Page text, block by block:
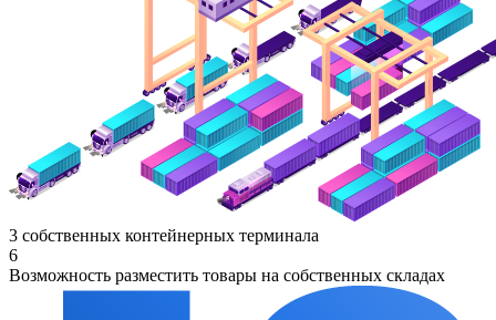
3 собственных контейнерных терминала
6
Возможность разместить товары на собственных складах